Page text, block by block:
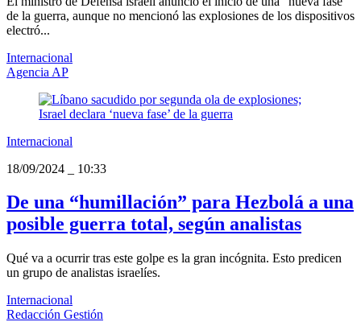
de la guerra, aunque no mencionó las explosiones de los dispositivos
electró...
Internacional
Agencia AP
Internacional
18/09/2024
10:33
De una “humillación” para Hezbolá a una
posible guerra total, según analistas
Qué va a ocurrir tras este golpe es la gran incógnita. Esto predicen
un grupo de analistas israelíes.
Internacional
Redacción Gestión